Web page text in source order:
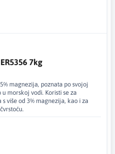
7kg
magnezija, poznata po svojoj
morskoj vodi. Koristi se za
više od 3% magnezija, kao i za